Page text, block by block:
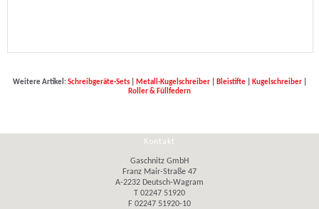
Weitere Artikel:Schreibgeräte-Sets| Metall-Kugelschreiber| Bleistifte| Kugelschreiber|
Roller & Füllfedern
Kontakt
Gaschnitz GmbH
Franz Mair-Straße 47
A-2232 Deutsch-Wagram
T 02247 51920
F 02247 51920-10